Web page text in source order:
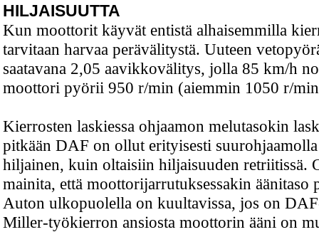
HILJAISUUTTA
Kun moottorit käyvät entistä alhaisemmilla
tarvitaan harvaa perävälitystä. Uuteen
saatavana 2,05 aavikkovälitys, jolla 85 km/h
moottori pyörii 950 r/min (aiemmin 1050 r/
Kierrosten laskiessa ohjaamon melutasokin
pitkään DAF on ollut erityisesti
hiljainen, kuin oltaisiin hiljaisuuden retriitissä.
mainita, että moottorijarrutuksessakin äänitaso
Auton ulkopuolella on kuultavissa, jos on
Miller-työkierron ansiosta moottorin ääni on